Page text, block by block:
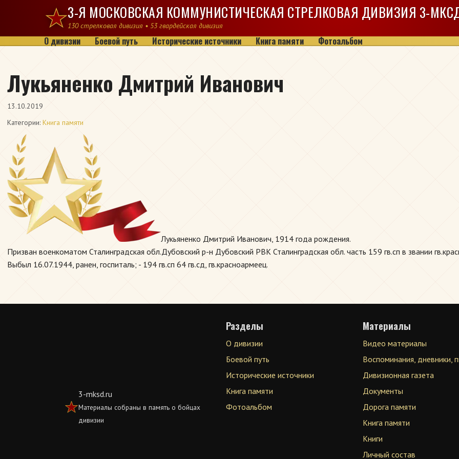
Перейти к содержимому3-Я МОСКОВСКАЯ КОММУНИСТИЧЕСКАЯ СТРЕЛКОВАЯ ДИВИЗИЯ 3-
130 стрелковая дивизия • 53 гвардейская дивизия
О дивизии Боевой путь Исторические источники Книга памяти Фотоальбом
Лукьяненко Дмитрий Иванович
13.10.2019
Категории: Книга памяти
Лукьяненко Дмитрий Иванович, 1914 года рождения.
Призван военкоматом Сталинградская обл.Дубовский р-н Дубовский РВК Сталинградская обл. часть 159 гв.сп в звании
Выбыл 16.07.1944, ранен, госпиталь; - 194 гв.сп 64 гв.сд, гв.красноармеец.
3-mksd.ru
Материалы собраны в память о бойцах
дивизии
Разделы
О дивизии
Боевой путь
Исторические источники
Книга памяти
Фотоальбом
Материалы
Видео материалы
Воспоминания, дневники,
Дивизионная газета
Документы
Дорога памяти
Книга памяти
Книги
Личный состав